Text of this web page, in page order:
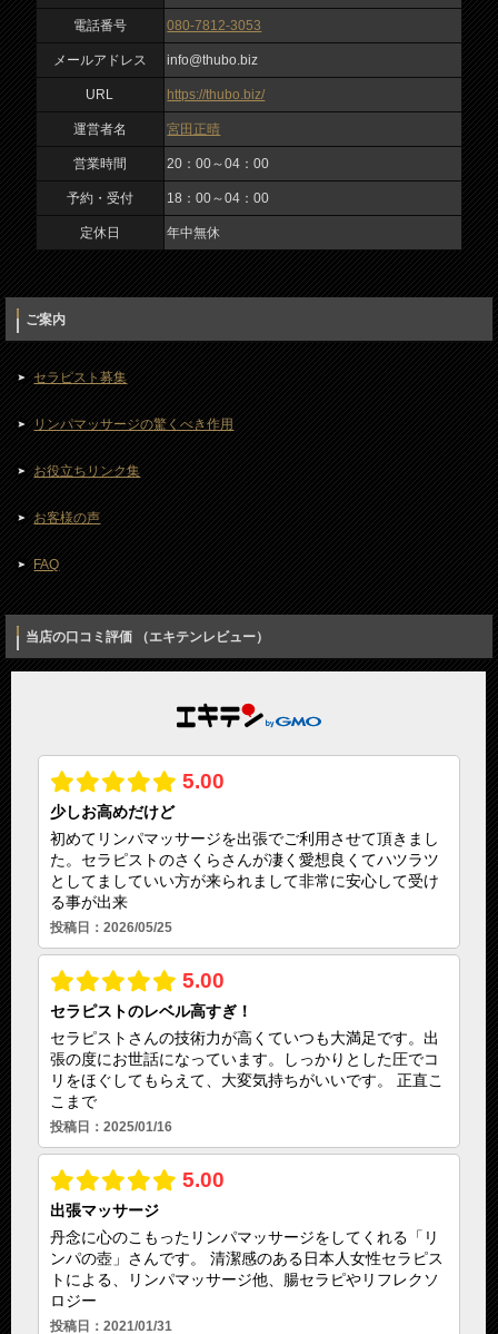
入力内容を確認しました
私は、ロボットではありません
予約・受付
18：00～04：00
定休日
年中無休
電話番号 080-7812-3053
メールアドレス info@thubo.biz
URL https://thubo.biz/
運営者名 宮田正晴
営業時間 20：00～04：00
予約・受付 18：00～04：00
定休日 年中無休
ご案内
セラピスト募集
リンパマッサージの驚くべき作用
お役立ちリンク集
お客様の声
FAQ
当店の口コミ評価 （エキテンレビュー）